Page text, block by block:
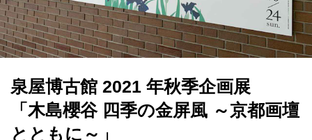
泉屋博古館 2021 年秋季企画展
「木島櫻谷 四季の金屏風 ～京都画壇
とともに～」